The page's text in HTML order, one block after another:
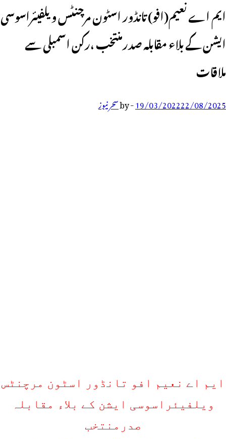
ایم اے نعیم(افو) تانڈور اسٹون مرچنٹس ویلفیئراسوسی
ایشن کے بلاء مقابلہ صدرمنتخب ،رکن اسمبلی سے
ملاقات
19/03/202222/08/2025
-
byسحر نیوز
ایم اے نعیم افو تانڈور اسٹون مرچنٹس
ویلفیئراسوسی ایشن کے بلاء مقابلہ
صدرمنتخب